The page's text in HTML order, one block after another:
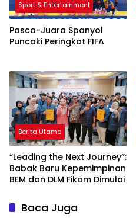
Sport & Entertainment
Pasca-Juara Spanyol
Puncaki Peringkat FIFA
Berita Utama
“Leading the Next Journey”:
Babak Baru Kepemimpinan
BEM dan DLM Fikom Dimulai
Baca Juga